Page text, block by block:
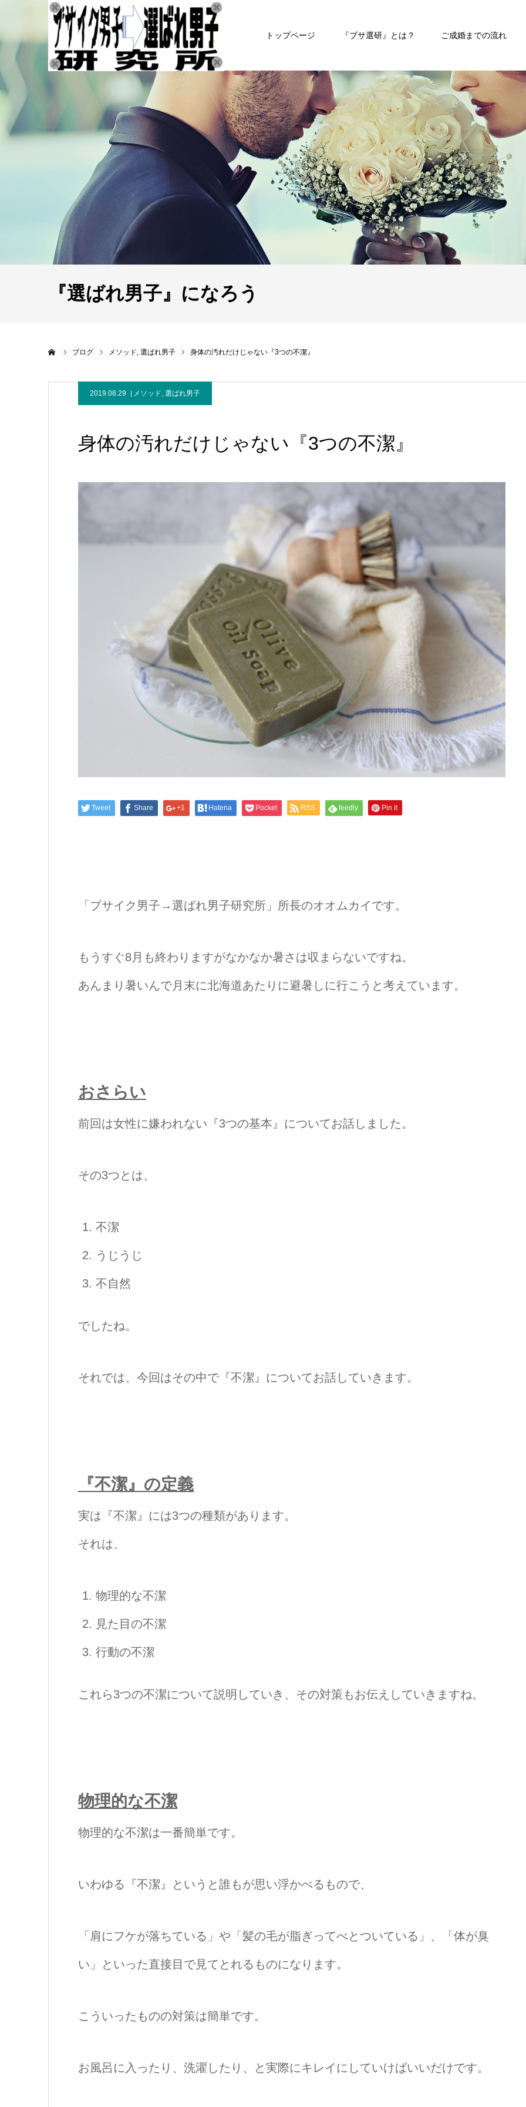
トップページ 『ブサ選研』とは？ ご成婚までの流れ
『選ばれ男子』になろう
ブログ メソッド 選ばれ男子 身体の汚れだけじゃない『3つの不潔』
2019.08.29 メソッド, 選ばれ男子
身体の汚れだけじゃない『3つの不潔』
Tweet Share +1 Hatena Pocket RSS feedly Pin it
「ブサイク男子→選ばれ男子研究所」所長のオオムカイです。
もうすぐ8月も終わりますがなかなか暑さは収まらないですね。
あんまり暑いんで月末に北海道あたりに避暑しに行こうと考えています。
おさらい
前回は女性に嫌われない『3つの基本』についてお話しました。
その3つとは、
不潔
うじうじ
不自然
でしたね。
それでは、今回はその中で『不潔』についてお話していきます。
『不潔』の定義
実は『不潔』には3つの種類があります。
それは、
物理的な不潔
見た目の不潔
行動の不潔
これら3つの不潔について説明していき、その対策もお伝えしていきますね。
物理的な不潔
物理的な不潔は一番簡単です。
いわゆる『不潔』というと誰もが思い浮かべるもので、
「肩にフケが落ちている」や「髪の毛が脂ぎってべとついている」、「体が臭
い」といった直接目で見てとれるものになります。
こういったものの対策は簡単です。
お風呂に入ったり、洗濯したり、と実際にキレイにしていけばいいだけです。